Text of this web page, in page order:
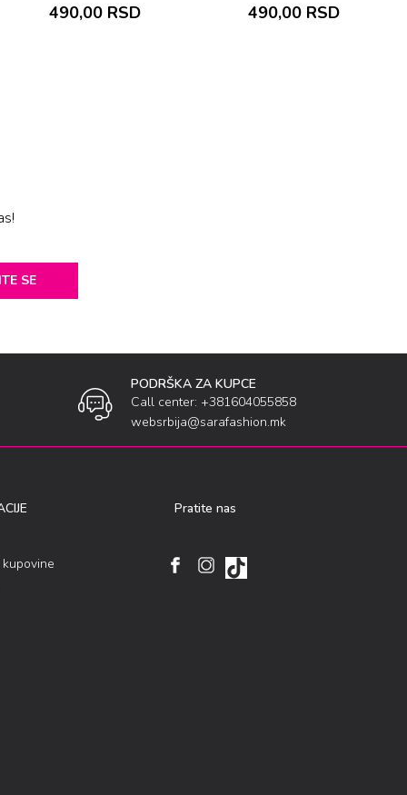
490,00 RSD 490,00 RSD
SE
PODRŠKA ZA KUPCE
Call center: +381604055858
websrbija@sarafashion.mk
Pratite nas